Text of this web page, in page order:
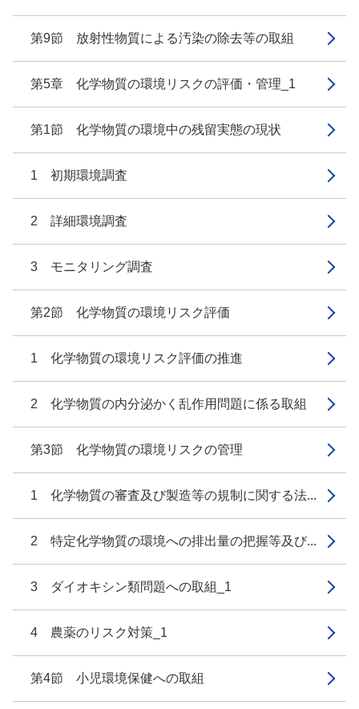
第9節 放射性物質による汚染の除去等の取組
第5章 化学物質の環境リスクの評価・管理_1
第1節 化学物質の環境中の残留実態の現状
1 初期環境調査
2 詳細環境調査
3 モニタリング調査
第2節 化学物質の環境リスク評価
1 化学物質の環境リスク評価の推進
2 化学物質の内分泌かく乱作用問題に係る取組
第3節 化学物質の環境リスクの管理
1 化学物質の審査及び製造等の規制に関する法...
2 特定化学物質の環境への排出量の把握等及び...
3 ダイオキシン類問題への取組_1
4 農薬のリスク対策_1
第4節 小児環境保健への取組